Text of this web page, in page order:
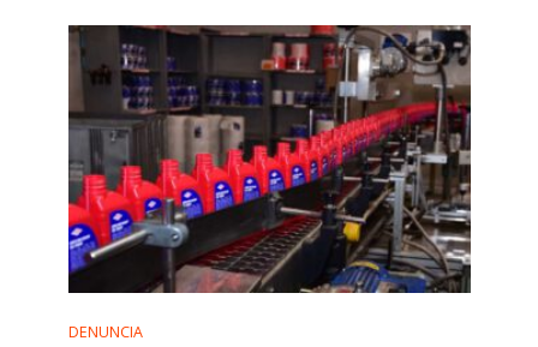
DENUNCIA